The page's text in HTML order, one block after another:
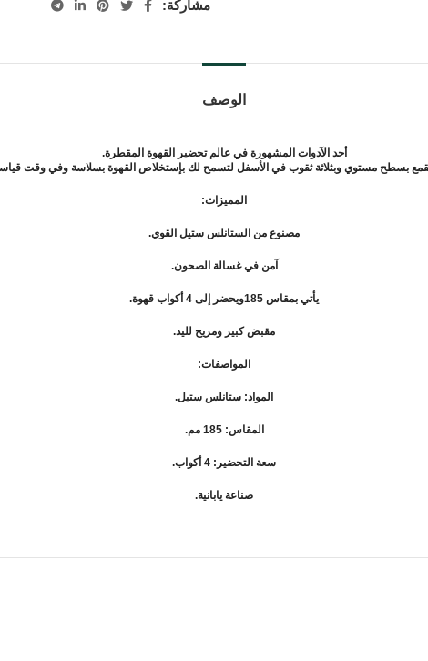
مشاركة:
الوصف
أحد الآدوات المشهورة في عالم تحضير القهوة المقطرة.
بسطح مستوي وبثلاثة ثقوب في الأسفل لتسمح لك بإستخلاص القهوة بسلاسة وفي وقت
المميزات:
مصنوع من الستانلس ستيل القوي.
آمن في غسالة الصحون.
يأتي بمقاس 185ويحضر إلى 4 أكواب قهوة.
مقبض كبير ومريح لليد.
المواصفات:
المواد: ستانلس ستيل.
المقاس: 185 مم.
سعة التحضير: 4 أكواب.
صناعة يابانية.